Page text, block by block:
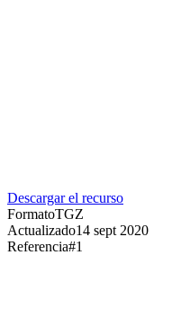
Descargar el recurso
FormatoTGZ
Actualizado14 sept 2020
Referencia#1